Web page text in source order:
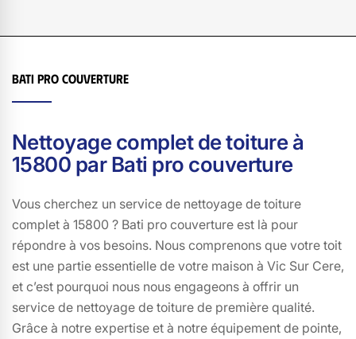
non seulement protège, mais aussi embellit l'ensemble
de votre propriété. Contactez-nous et redonnez à votre
Bati pro couverture
Nettoyage complet de toiture à
15800 par Bati pro couverture
Vous cherchez un service de nettoyage de toiture
complet à 15800 ? Bati pro couverture est là pour
répondre à vos besoins. Nous comprenons que votre toit
est une partie essentielle de votre maison à Vic Sur Cere,
et c’est pourquoi nous nous engageons à offrir un
service de nettoyage de toiture de première qualité.
Grâce à notre expertise et à notre équipement de pointe,